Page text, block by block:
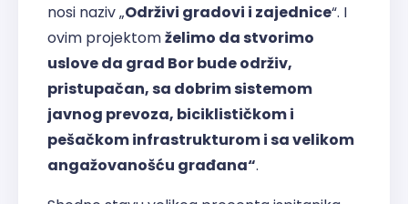
nosi naziv „Održivi gradovi i zajednice“. I
ovim projektomželimo da stvorimo
uslove da grad Bor bude održiv,
pristupačan, sa dobrim sistemom
javnog prevoza, biciklističkom i
pešačkom infrastrukturom i sa velikom
angažovanošću građana“.